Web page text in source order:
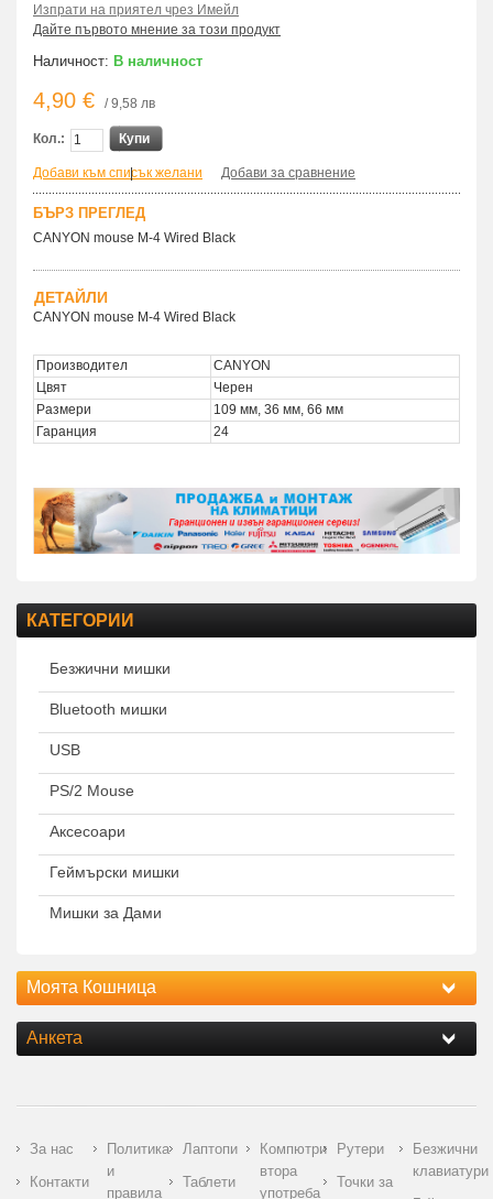
Изпрати на приятел чрез Имейл
Дайте първото мнение за този продукт
Наличност: В наличност
4,90 € / 9,58 лв
Кол.: Купи
Добави към списък желани
| Добави за сравнение
БЪРЗ ПРЕГЛЕД
CANYON mouse M-4 Wired Black
ДЕТАЙЛИ
CANYON mouse M-4 Wired Black
Производител
CANYON
Цвят
Черен
Размери
109 мм, 36 мм, 66 мм
Гаранция
24
КАТЕГОРИИ
Безжични мишки
Bluetooth мишки
USB
PS/2 Mouse
Аксесоари
Геймърски мишки
Мишки за Дами
Моята Кошница
Анкета
За нас
Контакти
Политика
и
правила
Лаптопи
Таблети
Компютри
втора
употреба
Рутери
Точки за
Безжични
клавиатури